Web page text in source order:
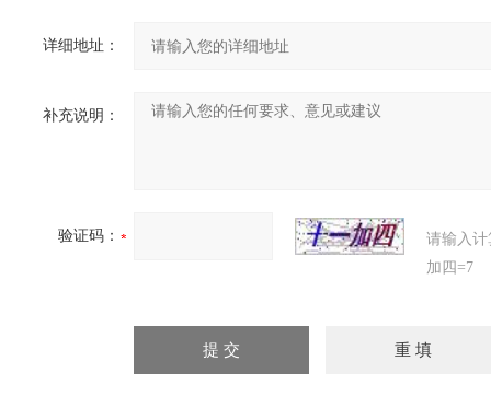
详细地址：
补充说明：
验证码：
请输入
加四=7